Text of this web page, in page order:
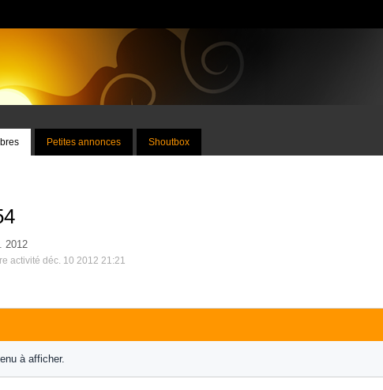
Petites annonces Shoutbox
2012
activité déc. 10 2012 21:21
à afficher.